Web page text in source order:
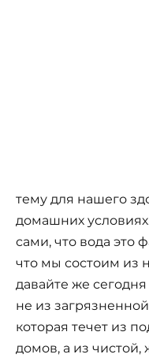
тему для нашего
домашних
сами, что вода это
что мы состоим из
давайте же сегодня
не из
которая течет из
домов, а из